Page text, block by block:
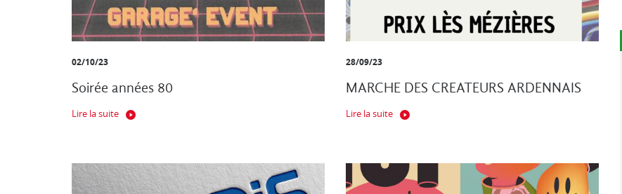
02/10/23
Soirée années 80
Lire la suite
28/09/23
MARCHE DES CREATEURS ARDENNAIS
Lire la suite